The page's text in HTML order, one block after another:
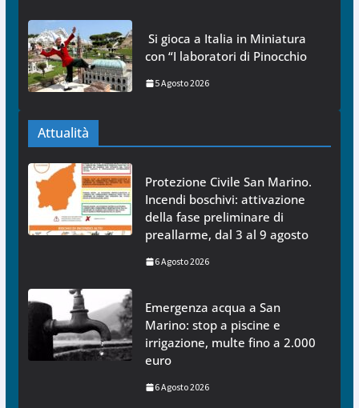
Si gioca a Italia in Miniatura
con “I laboratori di Pinocchio
5 Agosto 2026
Attualità
Protezione Civile San Marino.
Incendi boschivi: attivazione
della fase preliminare di
preallarme, dal 3 al 9 agosto
6 Agosto 2026
Emergenza acqua a San
Marino: stop a piscine e
irrigazione, multe fino a 2.000
euro
6 Agosto 2026